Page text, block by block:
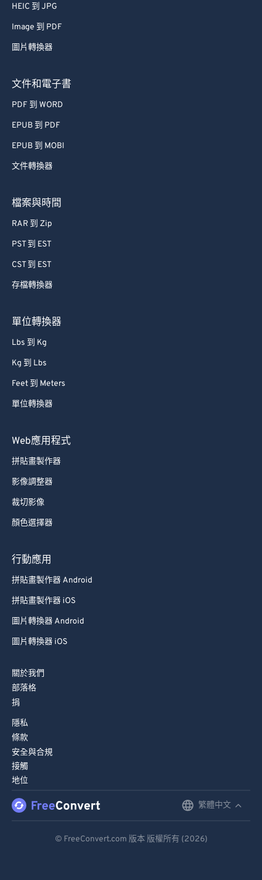
HEIC 到 JPG
Image 到 PDF
圖片轉換器
文件和電子書
PDF 到 WORD
EPUB 到 PDF
EPUB 到 MOBI
文件轉換器
檔案與時間
RAR 到 Zip
PST 到 EST
CST 到 EST
存檔轉換器
單位轉換器
Lbs 到 Kg
Kg 到 Lbs
Feet 到 Meters
單位轉換器
Web應用程式
拼貼畫製作器
影像調整器
裁切影像
顏色選擇器
行動應用
拼貼畫製作器 Android
拼貼畫製作器 iOS
圖片轉換器 Android
圖片轉換器 iOS
關於我們
部落格
捐
隱私
條款
安全與合規
接觸
地位
繁體中文
© FreeConvert.com 版本 版權所有 (2026)